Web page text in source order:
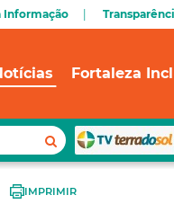
Informação
Fortaleza
IMPRIMIR